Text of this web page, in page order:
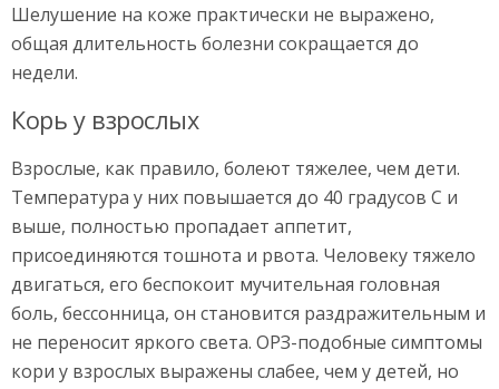
Шелушение на коже практически не выражено,
общая длительность болезни сокращается до
недели.
Корь у взрослых
Взрослые, как правило, болеют тяжелее, чем дети.
Температура у них повышается до 40 градусов С и
выше, полностью пропадает аппетит,
присоединяются тошнота и рвота. Человеку тяжело
двигаться, его беспокоит мучительная головная
боль, бессонница, он становится раздражительным и
не переносит яркого света. ОРЗ-подобные симптомы
кори у взрослых выражены слабее, чем у детей, но